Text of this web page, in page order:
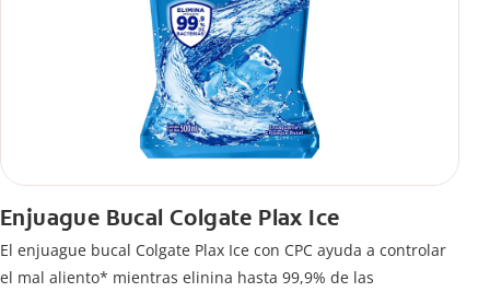
Enjuague Bucal Colgate Plax Ice
El enjuague bucal Colgate Plax Ice con CPC ayuda a controlar
el mal aliento* mientras elinina hasta 99,9% de las